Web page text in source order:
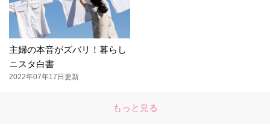
主婦の本音がズバリ！暮らし
ニスタ白書
2022年07年17日更新
もっと見る